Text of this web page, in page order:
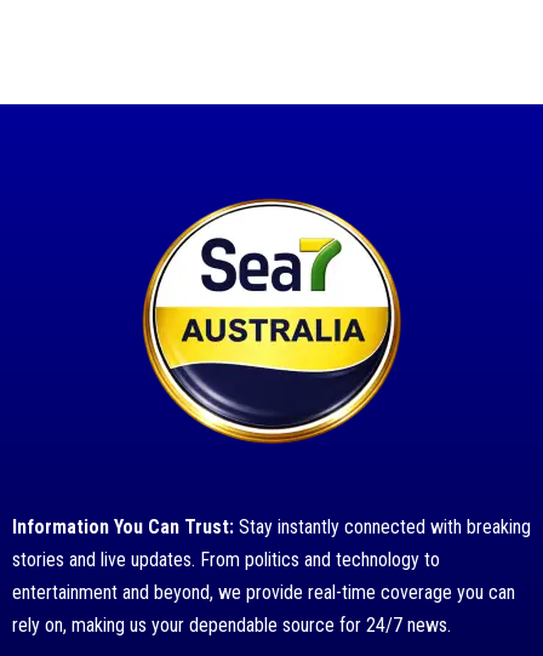
Information You Can Trust: Stay instantly connected with breaking
stories and live updates. From politics and technology to
entertainment and beyond, we provide real-time coverage you can
rely on, making us your dependable source for 24/7 news.